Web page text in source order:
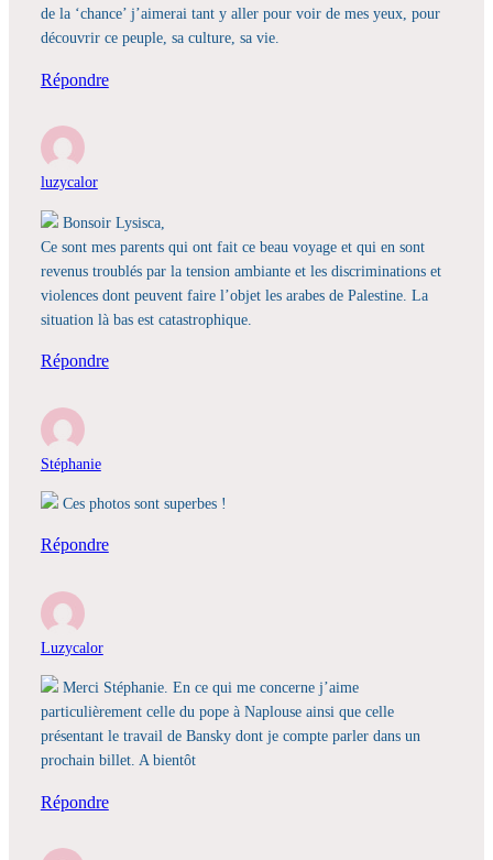
de la ‘chance’ j’aimerai tant y aller pour voir de mes yeux, pour
découvrir ce peuple, sa culture, sa vie.
Répondre
luzycalor
Bonsoir Lysisca,
Ce sont mes parents qui ont fait ce beau voyage et qui en sont
revenus troublés par la tension ambiante et les discriminations et
violences dont peuvent faire l’objet les arabes de Palestine. La
situation là bas est catastrophique.
Répondre
Stéphanie
Ces photos sont superbes !
Répondre
Luzycalor
Merci Stéphanie. En ce qui me concerne j’aime
particulièrement celle du pope à Naplouse ainsi que celle
présentant le travail de Bansky dont je compte parler dans un
prochain billet. A bientôt
Répondre